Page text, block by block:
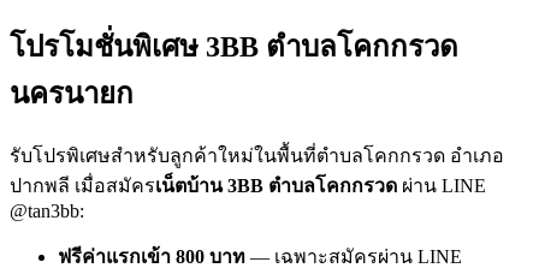
โปรโมชั่นพิเศษ 3BB ตำบลโคกกรวด
นครนายก
รับโปรพิเศษสำหรับลูกค้าใหม่ในพื้นที่ตำบลโคกกรวด อำเภอ
ปากพลี เมื่อสมัครเน็ตบ้าน 3BB ตำบลโคกกรวด ผ่าน LINE
@tan3bb:
ฟรีค่าแรกเข้า 800 บาท — เฉพาะสมัครผ่าน LINE